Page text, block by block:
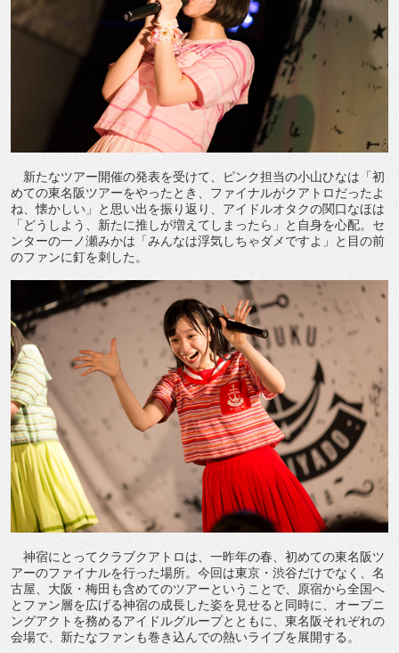
新たなツアー開催の発表を受けて、ピンク担当の小山ひなは「初
めての東名阪ツアーをやったとき、ファイナルがクアトロだったよ
ね、懐かしい」と思い出を振り返り、アイドルオタクの関口なほは
「どうしよう、新たに推しが増えてしまったら」と自身を心配。セ
ンターの一ノ瀬みかは「みんなは浮気しちゃダメですよ」と目の前
のファンに釘を刺した。
神宿にとってクラブクアトロは、一昨年の春、初めての東名阪ツ
アーのファイナルを行った場所。今回は東京・渋谷だけでなく、名
古屋、大阪・梅田も含めてのツアーということで、原宿から全国へ
とファン層を広げる神宿の成長した姿を見せると同時に、オープニ
ングアクトを務めるアイドルグループとともに、東名阪それぞれの
会場で、新たなファンも巻き込んでの熱いライブを展開する。